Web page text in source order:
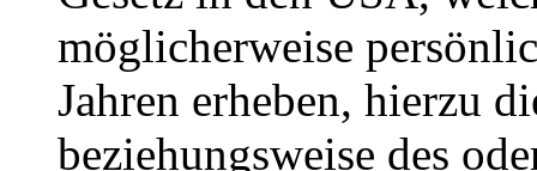
möglicherweise
Jahren erheben, hierzu
beziehungsweise des